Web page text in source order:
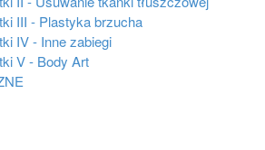
III - Plastyka brzucha
IV - Inne zabiegi
V - Body Art